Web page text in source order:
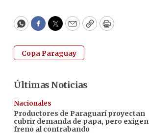
WhatsApp
Facebook
Twitter
EmailCopyPrint
Copa Paraguay
Últimas Noticias
Nacionales
Productores de Paraguarí proyectan
cubrir demanda de papa, pero exigen
freno al contrabando